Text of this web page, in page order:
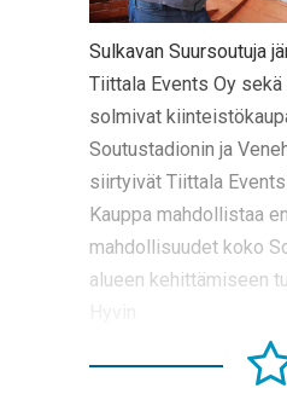
Sulkavan Suursoutuja
Tiittala Events Oy
solmivat
Soutustadionin ja
siirtyivät Tiittala
Kauppa mahdollistaa
mahdollisuudet koko
alueen kehittämiseen